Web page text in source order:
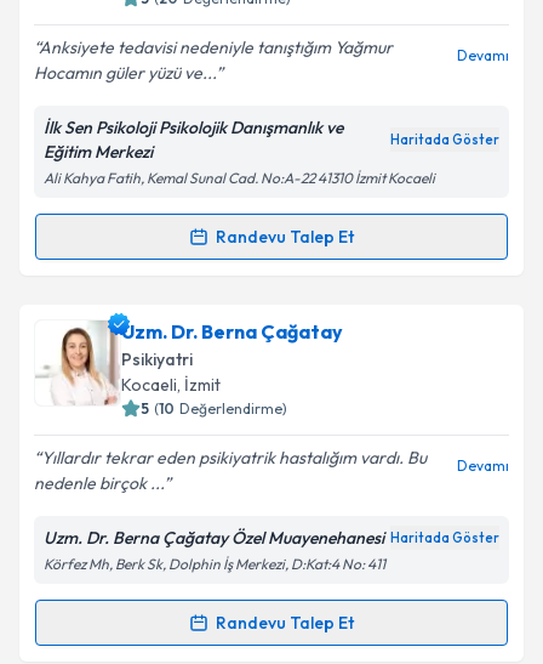
E-posta Adresiniz
Kişisel verilerimin işlenmesine ilişkin
Aydınlatma
Metni'ni okudum ve kişisel verilerimin belirtilen
( Değerlendirme)
Anksiyete tedavisi nedeniyle tanıştığım Yağmur
Hocamın güler yüzü ve...
İlk Sen Psikoloji Psikolojik Danışmanlık ve
Eğitim Merkezi
Ali Kahya Fatih, Kemal Sunal Cad. No:A-22 41310 İzmit Kocaeli
Randevu Talep Et
Randevu Takvimi Talebi
Psk. Yağmur Beste Efeiçin randevu takvimi talebi
oluşturun. Size bu uzmandan randevu almanız için bir
takvim hazırlandığında e-posta ile bilgilendireceğiz.
E-posta Adresiniz
Kişisel verilerimin işlenmesine ilişkin
kapsamda işlenmesini kabul ediyorum.
Uzm. Dr. Berna Çağatay
Psikiyatri
Kocaeli, İzmit
( Değerlendirme)
Yıllardır tekrar eden psikiyatrik hastalığım vardı. Bu
nedenle birçok ...
Uzm. Dr. Berna Çağatay Özel Muayenehanesi
Körfez Mh, Berk Sk, Dolphin İş Merkezi, D:Kat:4 No: 411
Randevu Talep Et
Randevu Takvimi Talebi